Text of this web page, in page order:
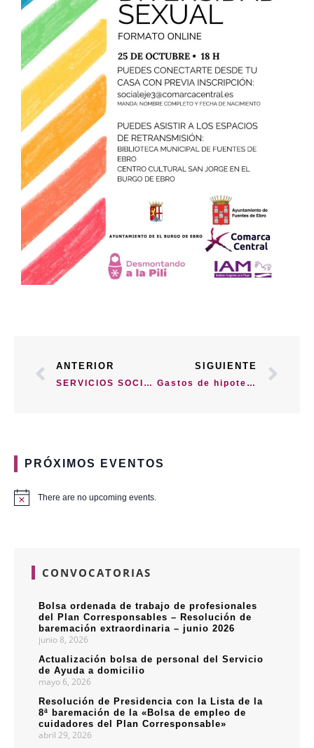
ANTERIOR
SERVICIOS SOCIALES GENERALES Cuenta con ellos
SIGUIENTE
Gastos de hipoteca
PRÓXIMOS EVENTOS
There are no upcoming events.
CONVOCATORIAS
Bolsa ordenada de trabajo de profesionales
del Plan Corresponsables – Resolución de
baremación extraordinaria – junio 2026
junio 8, 2026
Actualización bolsa de personal del Servicio
de Ayuda a domicilio
mayo 6, 2026
Resolución de Presidencia con la Lista de la
8ª baremación de la «Bolsa de empleo de
cuidadores del Plan Corresponsable»
abril 29, 2026